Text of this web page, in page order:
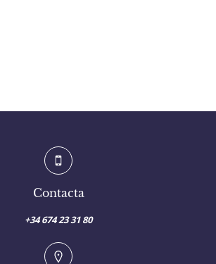
Contacta
+34 674 23 31 80